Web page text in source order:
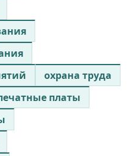
охрана труда
платы